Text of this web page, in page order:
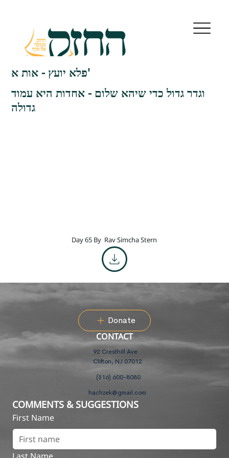
פלא יועץ - אות א'
וגדר גדול כדי שיהא שלום - אחדות היא עמוד
גדולה
Day 65 By Rav Simcha Stern
Donate
CONTACT
92 Cresthill Ave
Clifton, NJ 07012
(516) 600-8080
hachzek@gmail.com
COMMENTS & SUGGESTIONS
First Name